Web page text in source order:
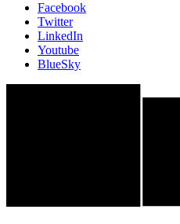
Facebook
Twitter
LinkedIn
Youtube
BlueSky